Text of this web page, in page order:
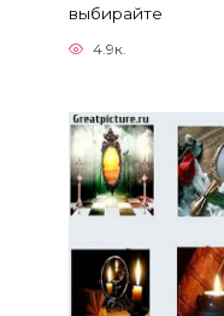
выбирайте
4.9к.